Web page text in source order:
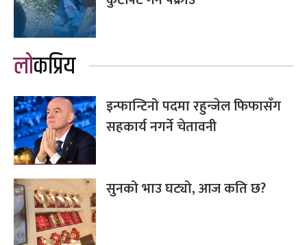
लोकप्रिय
इन्फान्टिनो पदमा रहुन्जेल फिफासँग
सहकार्य नगर्ने चेतावनी
सुनको भाउ घट्यो, आज कति छ?